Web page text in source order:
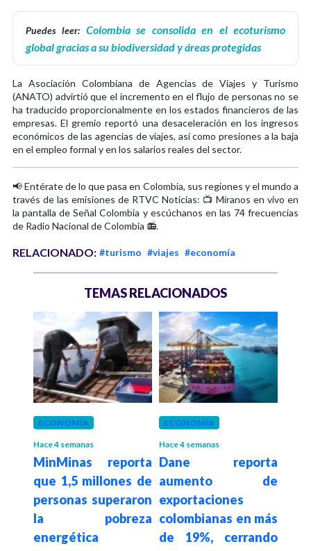
Puedes leer: Colombia se consolida en el ecoturismo
global gracias a su biodiversidad y áreas protegidas
La Asociación Colombiana de Agencias de Viajes y Turismo
(ANATO) advirtió que el incremento en el flujo de personas no se
ha traducido proporcionalmente en los estados financieros de las
empresas. El gremio reportó una desaceleración en los ingresos
económicos de las agencias de viajes, así como presiones a la baja
en el empleo formal y en los salarios reales del sector.
📢 Entérate de lo que pasa en Colombia, sus regiones y el mundo a
través de las emisiones de RTVC Noticias: 📺 Míranos en vivo en
la pantalla de Señal Colombia y escúchanos en las 74 frecuencias
de Radio Nacional de Colombia 📻.
RELACIONADO: #turismo #viajes #economía
TEMAS RELACIONADOS
ECONOMÍA
Hace 4 semanas
MinMinas reporta
que 1,5 millones de
personas superaron
la pobreza
energética
ECONOMÍA
Hace 4 semanas
Dane reporta
aumento de
exportaciones
colombianas en más
de 19%, cerrando